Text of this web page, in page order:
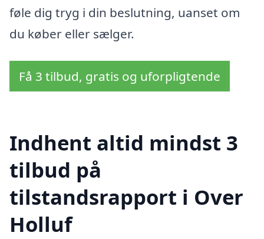
føle dig tryg i din beslutning, uanset om
du køber eller sælger.
Få 3 tilbud, gratis og uforpligtende
Indhent altid mindst 3
tilbud på
tilstandsrapport i Over
Holluf